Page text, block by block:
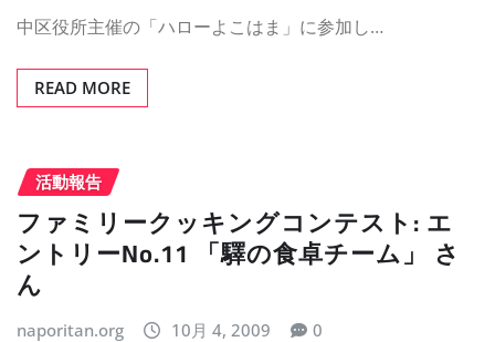
中区役所主催の「ハローよこはま」に参加し…
READ MORE
活動報告
ファミリークッキングコンテスト: エ
ントリーNo.11 「驛の食卓チーム」 さ
ん
naporitan.org 10月 4, 2009 0